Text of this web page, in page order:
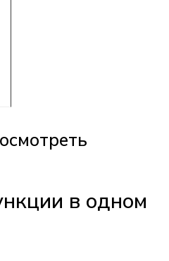
в одном